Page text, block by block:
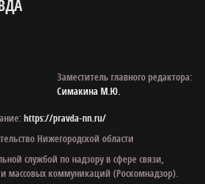
Заместитель главного редактора:
Симакина М.Ю.
https://pravda-nn.ru/
Нижегородской области
службой по надзору в сфере связи,
массовых коммуникаций (Роскомнадзор).